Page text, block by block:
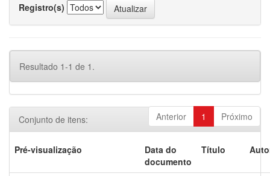
Registro(s)
Resultado 1-1 de 1.
Anterior 1 Próximo
Conjunto de itens:
Pré-visualização
Data do
documento
Título